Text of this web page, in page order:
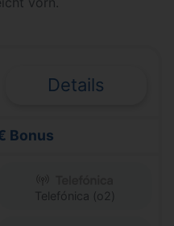
Details
Bonus
Telefónica (o2)